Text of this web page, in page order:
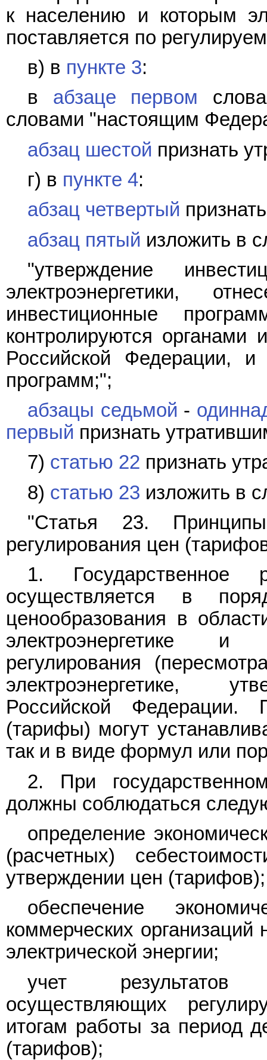
к населению и которым
поставляется по
в) в пункте 3:
в абзаце первом
словами "настоящим
абзац шестой признать
г) в пункте 4:
абзац четвертый
абзац пятый изложить в
"утверждение
электроэнергетики,
инвестиционные
контролируются органами
Российской Федерации, и
программ;";
абзацы седьмой -
первый признать
7) статью 22 признать
8) статью 23 изложить в
"Статья 23.
регулирования цен
1. Государственное
осуществляется в
ценообразования в
электроэнергетике и
регулирования
электроэнергетике,
Российской
(тарифы) могут
так и в виде формул или
2. При
должны соблюдаться
определение
(расчетных)
утверждении цен (тарифов);
обеспечение
коммерческих
электрической энергии;
учет результатов
осуществляющих
итогам работы за период
(тарифов);